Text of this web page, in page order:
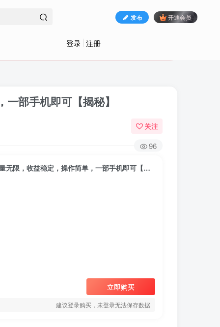
发布 开通会员
登录 注册
部手机即可【揭秘】
关注
96
全新助力掘金 ，单价高 ，任务多 ，几秒一单 ，单量无限，收益稳定，操作简单，一部手机即可【揭秘】
立即购买
建议登录购买，未登录无法保存数据